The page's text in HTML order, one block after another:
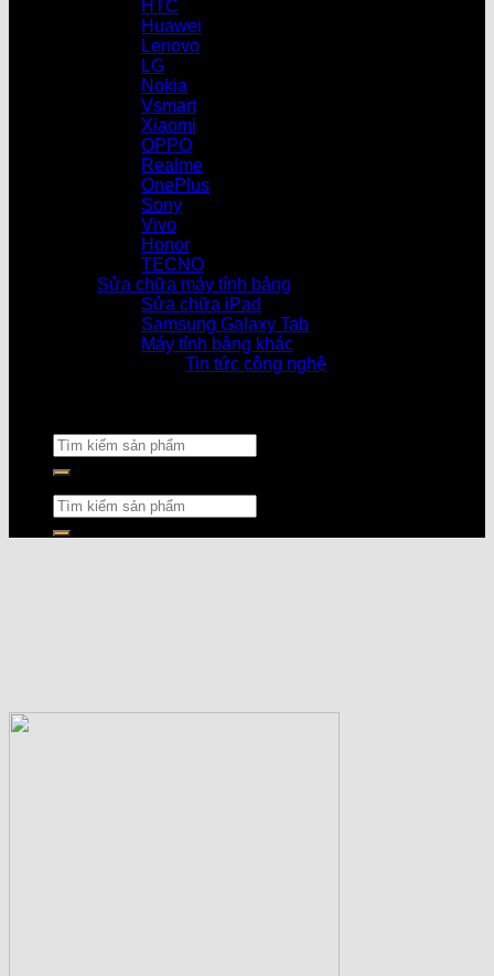
HTC
Huawei
Lenovo
LG
Nokia
Vsmart
Xiaomi
OPPO
Realme
OnePlus
Sony
Vivo
Honor
TECNO
Sửa chữa máy tính bảng
Sửa chữa iPad
Samsung Galaxy Tab
Máy tính bảng khác
Tin tức công nghệ